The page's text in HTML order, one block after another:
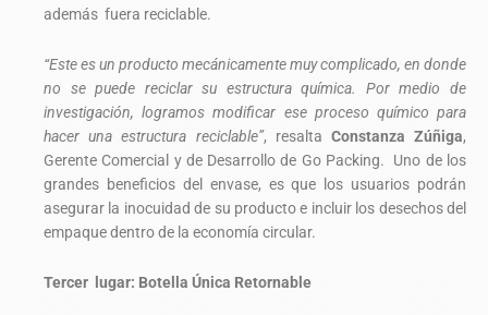
además fuera reciclable.
“Este es un producto mecánicamente muy complicado, en donde
no se puede reciclar su estructura química. Por medio de
investigación, logramos modificar ese proceso químico para
hacer una estructura reciclable”, resalta Constanza Zúñiga,
Gerente Comercial y de Desarrollo de Go Packing. Uno de los
grandes beneficios del envase, es que los usuarios podrán
asegurar la inocuidad de su producto e incluir los desechos del
empaque dentro de la economía circular.
Tercer lugar: Botella Única Retornable